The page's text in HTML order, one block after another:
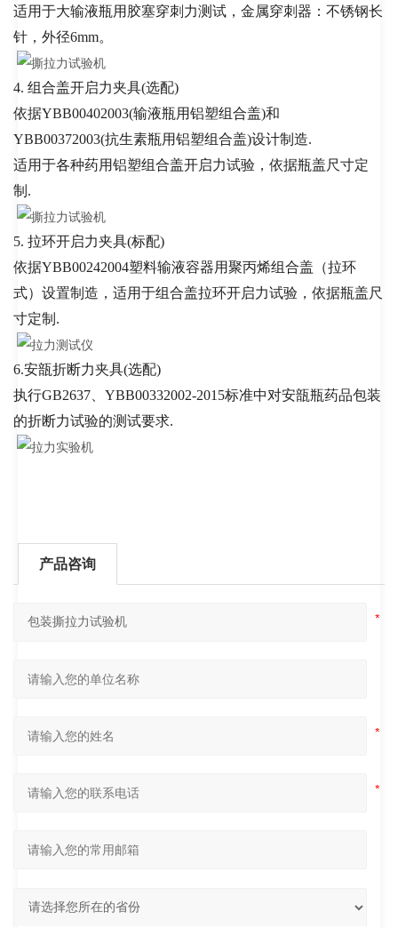
适用于大输液瓶用胶塞穿刺力测试，金属穿刺器：不锈钢长
针，外径6mm。
4.组合盖开启力夹具(选配)
依据YBB00402003(输液瓶用铝塑组合盖)和
YBB00372003(抗生素瓶用铝塑组合盖)设计制造.
适用于各种药用铝塑组合盖开启力试验，依据瓶盖尺寸定
制.
5.拉环开启力夹具(标配)
依据YBB00242004塑料输液容器用聚丙烯组合盖（拉环
式）设置制造，适用于组合盖拉环开启力试验，依据瓶盖尺
寸定制.
6.安瓿折断力夹具(选配)
执行GB2637、YBB00332002-2015标准中对安瓿瓶药品包装
的折断力试验的测试要求.
产品咨询